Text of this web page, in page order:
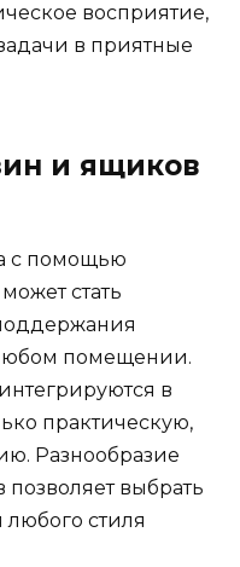
восприятие,
в приятные
и ящиков
с помощью
стать
помещении.
в
практическую,
Разнообразие
выбрать
стиля